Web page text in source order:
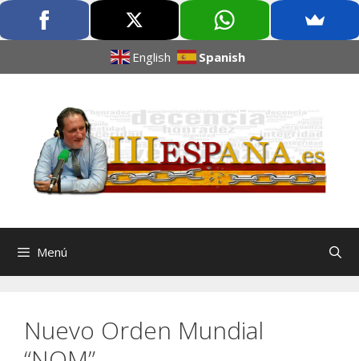
English Spanish
Menú
Nuevo Orden Mundial